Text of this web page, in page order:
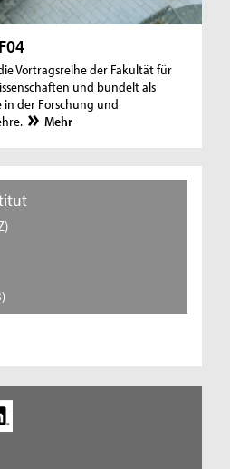
Vortragsreihe der Fakultät für
und bündelt als
in der Forschung und
Mehr